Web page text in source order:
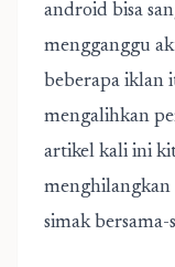
android bisa
mengganggu
beberapa iklan
mengalihkan
artikel kali ini
simak bersama-